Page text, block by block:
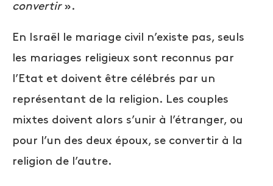
convertir».
En Israël le mariage civil n’existe pas, seuls
les mariages religieux sont reconnus par
l’Etat et doivent être célébrés par un
représentant de la religion. Les couples
mixtes doivent alors s’unir à l’étranger, ou
pour l’un des deux époux, se convertir à la
religion de l’autre.